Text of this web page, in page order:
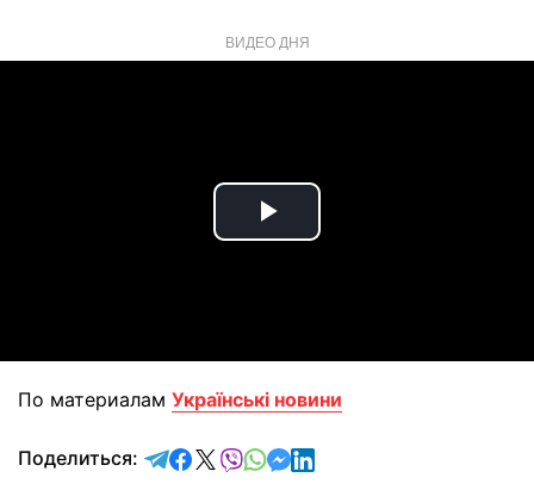
ВИДЕО ДНЯ
Play
По материалам Українські новини
Поделиться: отправить в Telegram
поделиться в Facebook
поделиться в X
отправить в Viber
отправить в Whatsapp
отправить в Messenger
отправить в LinkedIn